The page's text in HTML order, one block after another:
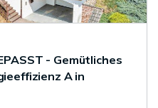
- Gemütliches
A in